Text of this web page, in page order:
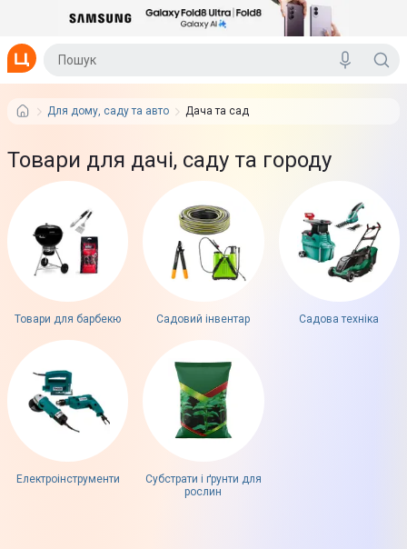
Для дому, саду та авто Дача та сад
Товари для дачі, саду та городу
Товари для барбекю Садовий інвентар Садова техніка
Електроінструменти
Субстрати і ґрунти для
рослин